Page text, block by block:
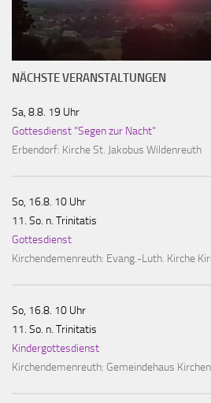
NÄCHSTE VERANSTALTUNGEN
Sa, 8.8. 19 Uhr
Gottesdienst "Segen zur Nacht"
Erbendorf: Kirche St. Jakobus Wildenreuth
So, 16.8. 10 Uhr
11. So. n. Trinitatis
Gottesdienst
Kirchendemenreuth: Evang.-Luth. Kirche
So, 16.8. 10 Uhr
11. So. n. Trinitatis
Kindergottesdienst
Kirchendemenreuth: Gemeindehaus